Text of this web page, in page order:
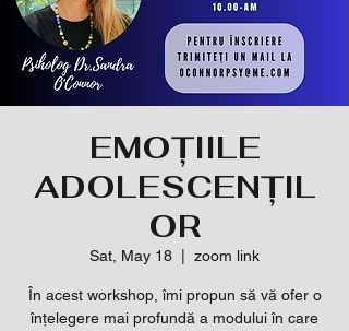
EMOȚIILE
ADOLESCENȚIL
OR
Sat, May 18 zoom link
În acest workshop, îmi propun să vă ofer o
înțelegere mai profundă a modului în care